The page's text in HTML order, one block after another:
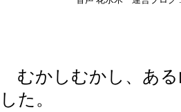
むかしむかし、ある
した。